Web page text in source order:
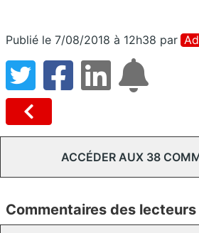
Publié le 7/08/2018 à 12h38 par
ACCÉDER AUX 38
Commentaires des